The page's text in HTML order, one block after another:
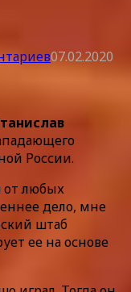
07.02.2020
России.
от любых
дело, мне
штаб
ее на основе